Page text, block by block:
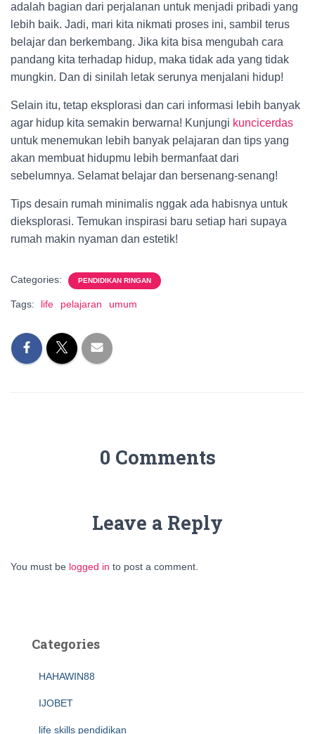
adalah bagian dari perjalanan untuk menjadi pribadi yang
lebih baik. Jadi, mari kita nikmati proses ini, sambil terus
belajar dan berkembang. Jika kita bisa mengubah cara
pandang kita terhadap hidup, maka tidak ada yang tidak
mungkin. Dan di sinilah letak serunya menjalani hidup!
Selain itu, tetap eksplorasi dan cari informasi lebih banyak
agar hidup kita semakin berwarna! Kunjungi kuncicerdas
untuk menemukan lebih banyak pelajaran dan tips yang
akan membuat hidupmu lebih bermanfaat dari
sebelumnya. Selamat belajar dan bersenang-senang!
Tips desain rumah minimalis nggak ada habisnya untuk
dieksplorasi. Temukan inspirasi baru setiap hari supaya
rumah makin nyaman dan estetik!
Categories: PENDIDIKAN RINGAN
Tags: life pelajaran umum
0 Comments
Leave a Reply
You must be logged in to post a comment.
Categories
HAHAWIN88
IJOBET
life skills pendidikan